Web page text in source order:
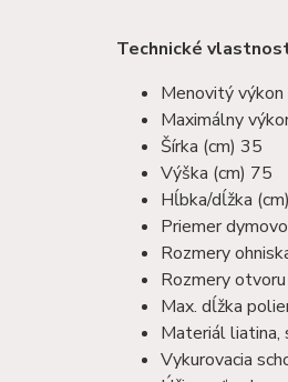
Technické
Menovitý
Maximálny
Šírka (cm) 35
Výška (cm) 75
Hĺbka/dĺžka
Priemer
Rozmery
Rozmery
Max. dĺžka
Materiál liatina,
Vykurovacia